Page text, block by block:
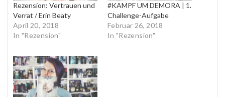
Rezension: Vertrauen und
Verrat / Erin Beaty
April 20, 2018
In "Rezension"
#KAMPF UM DEMORA | 1.
Challenge-Aufgabe
Februar 26, 2018
In "Rezension"